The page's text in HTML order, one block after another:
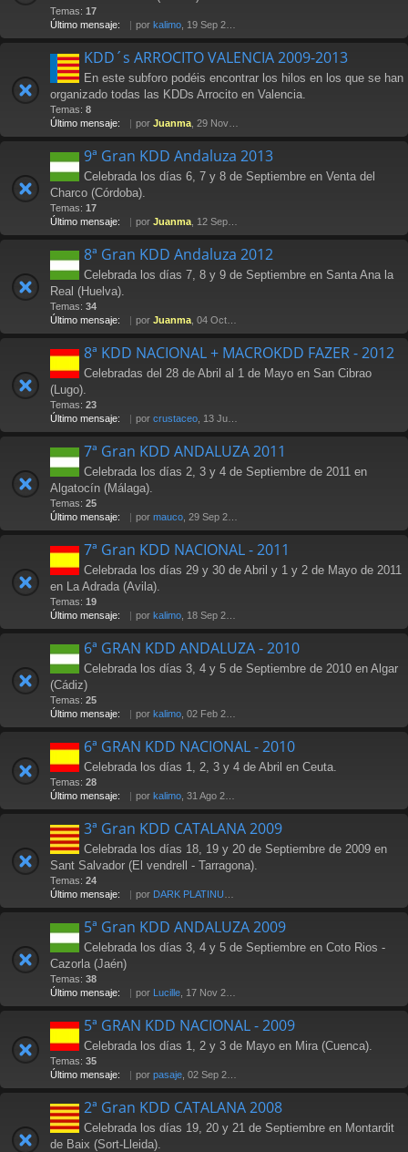
Temas: 17
Último mensaje:
por kalimo , 19 Sep 2014 20:50
KDD´s ARROCITO VALENCIA 2009-2013
En este subforo podéis encontrar los hilos en los que se han
organizado todas las KDDs Arrocito en Valencia.
Temas: 8
Último mensaje:
por Juanma , 29 Nov 2013 14:01
9ª Gran KDD Andaluza 2013
Celebrada los días 6, 7 y 8 de Septiembre en Venta del
Charco (Córdoba).
Temas: 17
Último mensaje:
por Juanma , 12 Sep 2013 22:52
8ª Gran KDD Andaluza 2012
Celebrada los días 7, 8 y 9 de Septiembre en Santa Ana la
Real (Huelva).
Temas: 34
Último mensaje:
por Juanma , 04 Oct 2012 15:24
8ª KDD NACIONAL + MACROKDD FAZER - 2012
Celebradas del 28 de Abril al 1 de Mayo en San Cibrao
(Lugo).
Temas: 23
Último mensaje:
por crustaceo , 13 Jul 2012 21:36
7ª Gran KDD ANDALUZA 2011
Celebrada los días 2, 3 y 4 de Septiembre de 2011 en
Algatocín (Málaga).
Temas: 25
Último mensaje:
por mauco , 29 Sep 2011 02:15
7ª Gran KDD NACIONAL - 2011
Celebrada los días 29 y 30 de Abril y 1 y 2 de Mayo de 2011
en La Adrada (Avila).
Temas: 19
Último mensaje:
por kalimo , 18 Sep 2011 23:36
6ª GRAN KDD ANDALUZA - 2010
Celebrada los días 3, 4 y 5 de Septiembre de 2010 en Algar
(Cádiz)
Temas: 25
Último mensaje:
por kalimo , 02 Feb 2011 16:01
6ª GRAN KDD NACIONAL - 2010
Celebrada los días 1, 2, 3 y 4 de Abril en Ceuta.
Temas: 28
Último mensaje:
por kalimo , 31 Ago 2010 18:03
3ª Gran KDD CATALANA 2009
Celebrada los días 18, 19 y 20 de Septiembre de 2009 en
Sant Salvador (El vendrell - Tarragona).
Temas: 24
Último mensaje:
por DARK PLATINUM
5ª Gran KDD ANDALUZA 2009
Celebrada los días 3, 4 y 5 de Septiembre en Coto Rios -
Cazorla (Jaén)
Temas: 38
Último mensaje:
por Lucille , 17 Nov 2009 18:20
5ª GRAN KDD NACIONAL - 2009
Celebrada los días 1, 2 y 3 de Mayo en Mira (Cuenca).
Temas: 35
Último mensaje:
por pasaje , 02 Sep 2010 16:44
2ª Gran KDD CATALANA 2008
Celebrada los días 19, 20 y 21 de Septiembre en Montardit
de Baix (Sort-Lleida).